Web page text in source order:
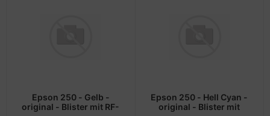
Epson 250 - Gelb -
original - Blister mit RF-
Epson 250 - Hell Cyan -
original - Blister mit